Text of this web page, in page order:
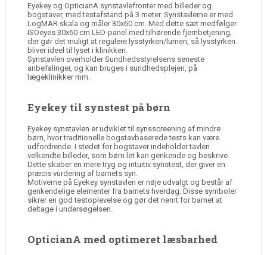
Eyekey og OpticianA synstavlefronter med billeder og
bogstaver, med testafstand på 3 meter. Synstavlerne er med
LogMAR skala og måler 30x60 cm. Med dette sæt medfølger
ISOeyes 30x60 cm LED-panel med tilhørende fjernbetjening,
der gør det muligt at regulere lysstyrken/lumen, så lysstyrken
bliver ideel til lyset i klinikken.
Synstavlen overholder Sundhedsstyrelsens seneste
anbefalinger, og kan bruges i sundhedsplejen, på
lægeklinikker mm.
Eyekey til synstest på børn
Eyekey synstavlen er udviklet til synsscreening af mindre
børn, hvor traditionelle bogstavbaserede tests kan være
udfordrende. I stedet for bogstaver indeholder tavlen
velkendte billeder, som børn let kan genkende og beskrive.
Dette skaber en mere tryg og intuitiv synstest, der giver en
præcis vurdering af barnets syn.
Motiverne på Eyekey synstavlen er nøje udvalgt og består af
genkendelige elementer fra barnets hverdag. Disse symboler
sikrer en god testoplevelse og gør det nemt for barnet at
deltage i undersøgelsen.
OpticianA med optimeret læsbarhed